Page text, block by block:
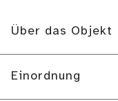
Über das Objekt
Einordnung